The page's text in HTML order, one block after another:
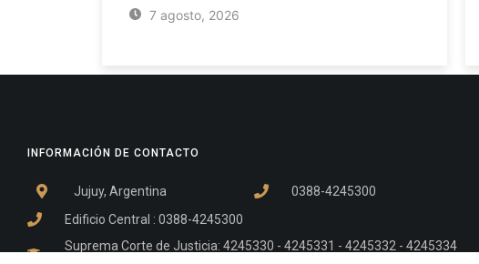
7 agosto, 2026
INFORMACIÓN DE CONTACTO
Jujuy, Argentina
0388-4245300
Edificio Central : 0388-4245300
Suprema Corte de Justicia: 4245330 - 4245331 - 4245332 - 4245334